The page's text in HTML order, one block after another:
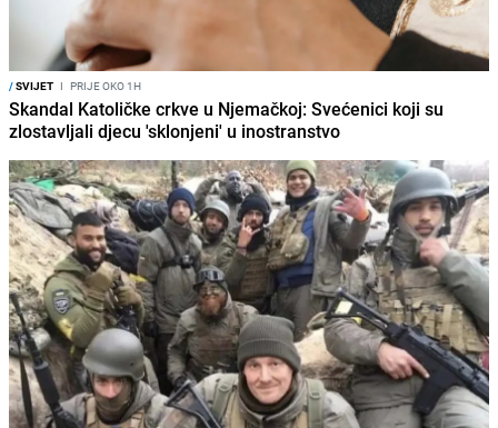
/SVIJET I PRIJE OKO 1H
Skandal Katoličke crkve u Njemačkoj: Svećenici koji su
zlostavljali djecu 'sklonjeni' u inostranstvo